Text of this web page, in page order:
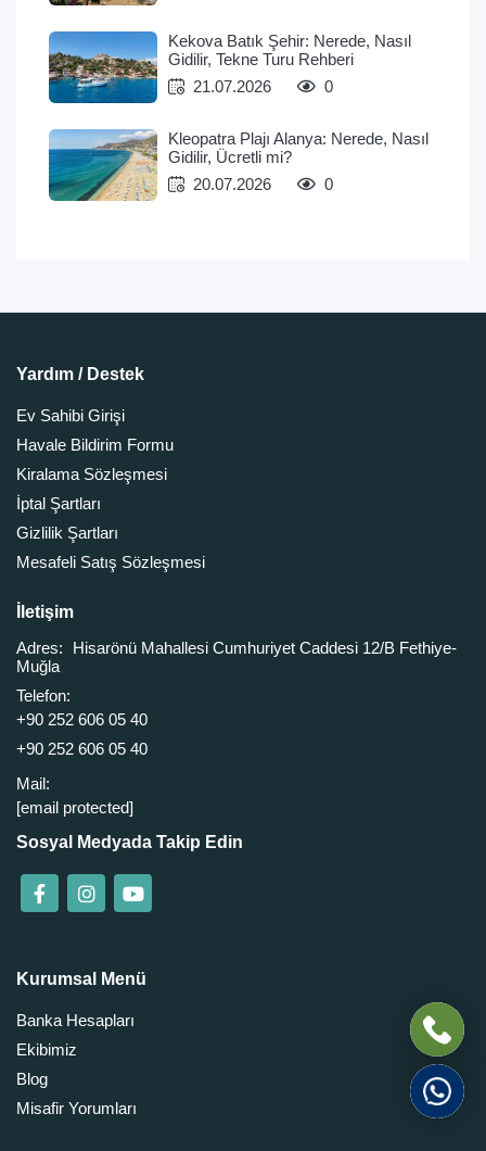
Kekova Batık Şehir: Nerede, Nasıl
Gidilir, Tekne Turu Rehberi
21.07.2026
0
Kleopatra Plajı Alanya: Nerede, Nasıl
Gidilir, Ücretli mi?
20.07.2026
0
Yardım / Destek
Ev Sahibi Girişi
Havale Bildirim Formu
Kiralama Sözleşmesi
İptal Şartları
Gizlilik Şartları
Mesafeli Satış Sözleşmesi
İletişim
Adres:
Hisarönü Mahallesi Cumhuriyet Caddesi 12/B Fethiye-
Muğla
Telefon:
+90 252 606 05 40
+90 252 606 05 40
Mail:
[email protected]
Sosyal Medyada Takip Edin
Kurumsal Menü
Banka Hesapları
Ekibimiz
Blog
Misafir Yorumları